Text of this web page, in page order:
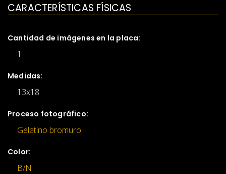
CARACTERÍSTICAS FÍSICAS
Cantidad de imágenes en la placa:
1
Medidas:
13x18
Proceso fotográfico:
Gelatino bromuro
Color:
B/N